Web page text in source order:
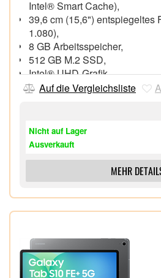
Intel® Smart Cache),
39,6 cm (15,6") entspiegeltes
1.080),
8 GB Arbeitsspeicher,
512 GB M.2 SSD,
Intel® UHD-Grafik,
HP True Vision HD-Kamera
1x HDMI 1.4b, 1x USB 3.1
3.1 Gen 1,
Auf die Vergleichsliste
Nicht auf Lager
Ausverkauft
MEHR